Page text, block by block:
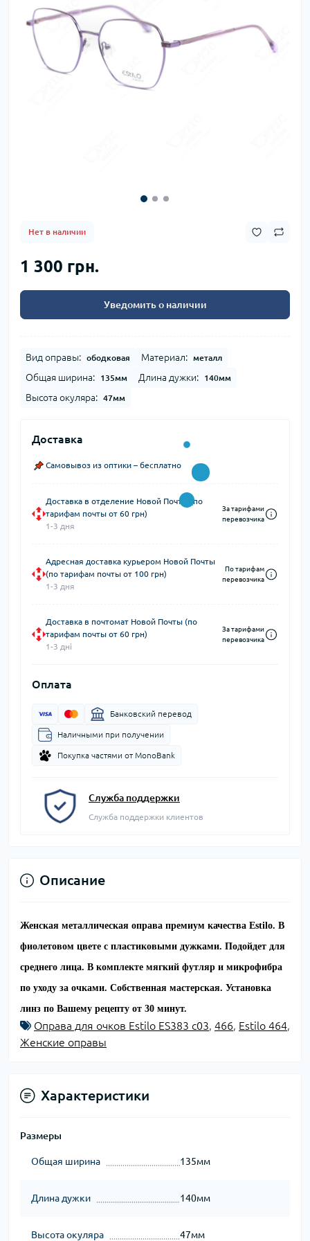
Нет в наличии
1 300 грн.
Уведомить о наличии
Вид оправы: ободковая Материал: металл
Общая ширина: 135мм Длина дужки: 140мм
Высота окуляра: 47мм
Доставка
Самовывоз из оптики – бесплатно
Доставка в отделение Новой Почты (по
тарифам почты от 60 грн)
1-3 дня
За тарифами
перевозчика
Адресная доставка курьером Новой Почты
(по тарифам почты от 100 грн)
1-3 дня
По тарифам
перевозчика
Доставка в почтомат Новой Почты (по
тарифам почты от 60 грн)
1-3 дні
За тарифами
перевозчика
Оплата
Банковский перевод
Наличными при получении
Покупка частями от MonoBank
Служба поддержки
Служба поддержки клиентов
Описание
Женская металлическая оправа премиум качества Estilo. В
фиолетовом цвете с пластиковыми дужками. Подойдет для
среднего лица. В комплекте мягкий футляр и микрофибра
по уходу за очками. Собственная мастерская. Установка
линз по Вашему рецепту от 30 минут.
Оправа для очков Estilo ES383 c03, 466, Estilo 464,
Женские оправы
Характеристики
Размеры
Общая ширина 135мм
Длина дужки 140мм
Высота окуляра 47мм